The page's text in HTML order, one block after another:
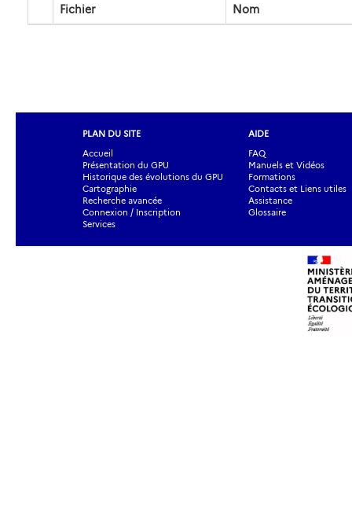
Fichier Nom
PLAN DU SITE
Accueil
Présentation du GPU
Historique des évolutions du GPU
Cartographie
Recherche avancée
Connexion / Inscription
Services
AIDE
FAQ
Manuels et Vidéos
Formations
Contacts et Liens utiles
Assistance
Glossaire